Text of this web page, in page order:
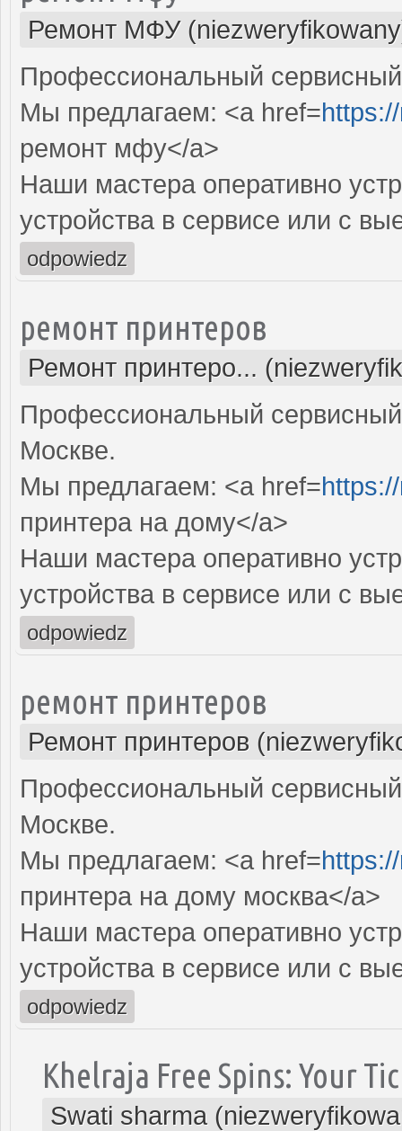
Ремонт МФУ
Профессиональный
Мы предлагаем: <a href=
ремонт мфу</a>
Наши мастера оперативно
устройства в сервисе или с
odpowiedz
ремонт принтеров
Ремонт принтеро...
Профессиональный
Москве.
Мы предлагаем: <a href=
принтера на дому</a>
Наши мастера оперативно
устройства в сервисе или с
odpowiedz
ремонт принтеров
Ремонт принтеров
Профессиональный
Москве.
Мы предлагаем: <a href=
принтера на дому москва</a>
Наши мастера оперативно
устройства в сервисе или с
odpowiedz
Khelraja Free Spins: Your
Swati sharma